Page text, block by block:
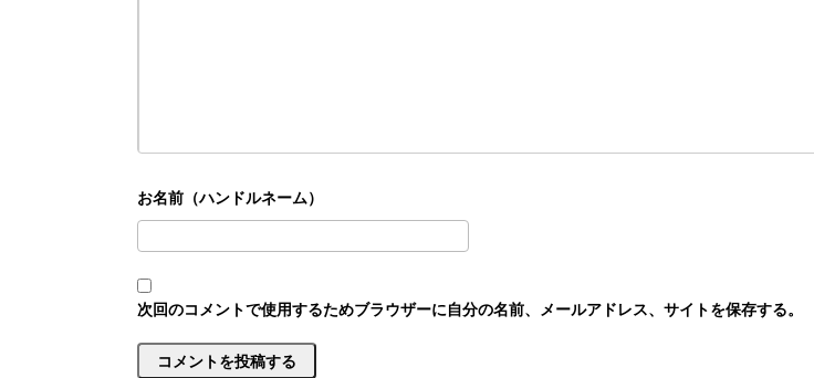
次回のコメントで使用するためブラウザーに自分の名前、メールアドレス、サイトを保存する。